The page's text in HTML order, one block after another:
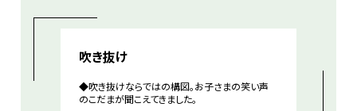
吹き抜け
◆吹き抜けならではの構図。お子さまの笑い声
のこだまが聞こえてきました。